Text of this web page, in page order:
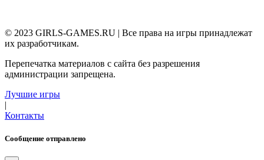
© 2023 GIRLS-GAMES.RU | Все права на игры принадлежат
их разработчикам.
Перепечатка материалов с сайта без разрешения
администрации запрещена.
Лучшие игры
|
Контакты
Сообщение отправлено